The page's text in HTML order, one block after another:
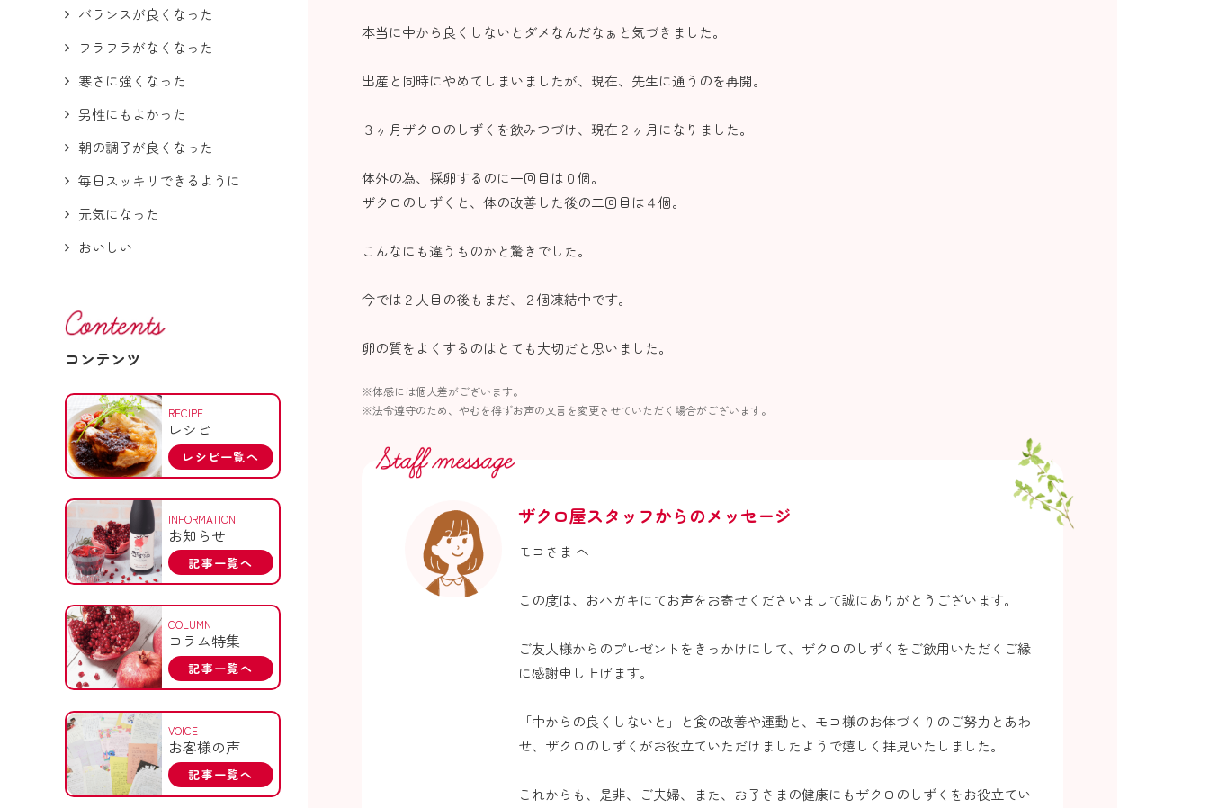
本当に中から良くしないとダメなんだなぁと気づきました。
出産と同時にやめてしまいましたが、現在、先生に通うのを再開。
３ヶ月ザクロのしずくを飲みつづけ、現在２ヶ月になりました。
体外の為、採卵するのに一回目は０個。
ザクロのしずくと、体の改善した後の二回目は４個。
こんなにも違うものかと驚きでした。
今では２人目の後もまだ、２個凍結中です。
卵の質をよくするのはとても大切だと思いました。
※体感には個人差がございます。
※法令遵守のため、やむを得ずお声の文言を変更させていただく場合がございます。
ザクロ屋スタッフからのメッセージ
モコさま へ
この度は、おハガキにてお声をお寄せくださいまして誠にありがとうございます。
ご友人様からのプレゼントをきっかけにして、ザクロのしずくをご飲用いただくご縁
に感謝申し上げます。
「中からの良くしないと」と食の改善や運動と、モコ様のお体づくりのご努力とあわ
せ、ザクロのしずくがお役立ていただけましたようで嬉しく拝見いたしました。
これからも、是非、ご夫婦、また、お子さまの健康にもザクロのしずくをお役立てい
バランスが良くなった
フラフラがなくなった
寒さに強くなった
男性にもよかった
朝の調子が良くなった
毎日スッキリできるように
元気になった
おいしい
コンテンツ
RECIPE
レシピ
レシピ一覧へ
INFORMATION
お知らせ
記事一覧へ
COLUMN
コラム特集
記事一覧へ
VOICE
お客様の声
記事一覧へ